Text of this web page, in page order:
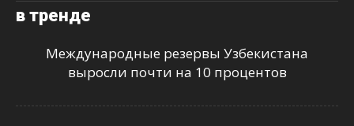
в тренде
Международные резервы Узбекистана
выросли почти на 10 процентов